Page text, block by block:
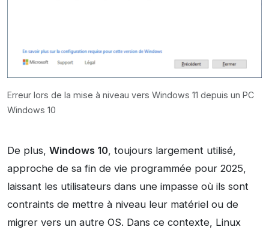
Erreur lors de la mise à niveau vers Windows 11 depuis un PC
Windows 10
De plus, Windows 10 , toujours largement utilisé,
approche de sa fin de vie programmée pour 2025,
laissant les utilisateurs dans une impasse où ils sont
contraints de mettre à niveau leur matériel ou de
migrer vers un autre OS. Dans ce contexte, Linux